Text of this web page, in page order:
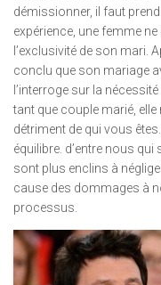
démissionner, il faut
expérience, une femme
l’exclusivité de son mari.
conclu que son mariage
l’interroge sur la
tant que couple marié, elle
détriment de qui vous
équilibre. d’entre nous
sont plus enclins à
cause des dommages à
processus.